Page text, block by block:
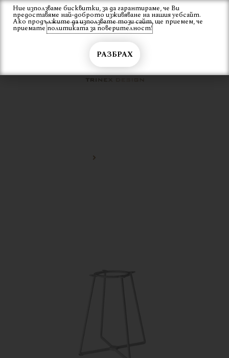
Skip
content
Вход
Ние използваме бисквитки, за да гарантираме, че Ви
предоставяме най-доброто изживяване на нашия уебсайт.
Ако продължите да използвате този сайт, ще приемем, че
приематеполитиката за поверителност!
РАЗБРАХ